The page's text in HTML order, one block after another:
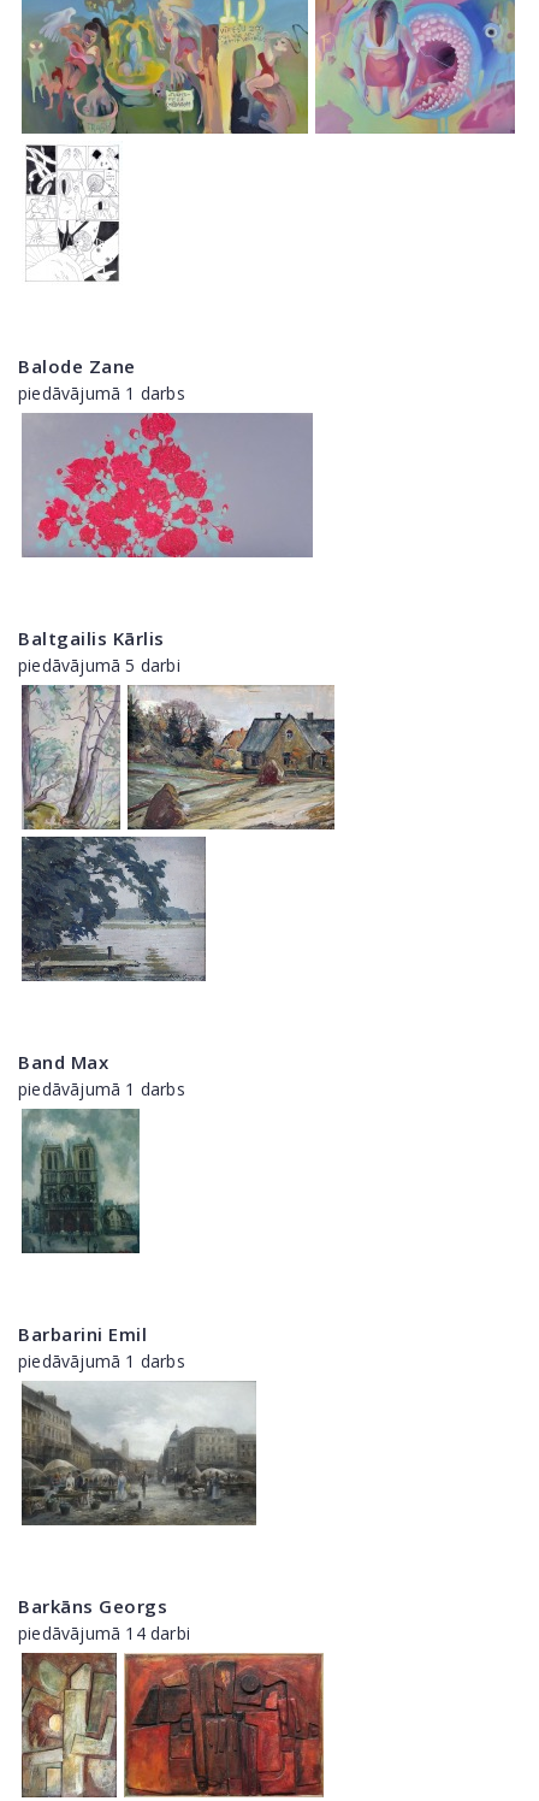
Balode Zane
piedāvājumā 1 darbs
Baltgailis Kārlis
piedāvājumā 5 darbi
Band Max
piedāvājumā 1 darbs
Barbarini Emil
piedāvājumā 1 darbs
Barkāns Georgs
piedāvājumā 14 darbi